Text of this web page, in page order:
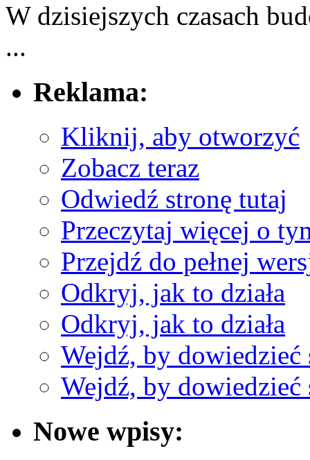
W dzisiejszych czasach
...
Reklama:
Kliknij, aby otworzyć
Zobacz teraz
Odwiedź stronę tutaj
Przeczytaj więcej o
Przejdź do pełnej
Odkryj, jak to działa
Odkryj, jak to działa
Wejdź, by dowiedzieć
Wejdź, by dowiedzieć
Nowe wpisy: